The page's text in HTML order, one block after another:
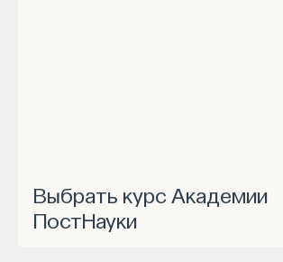
Выбрать курс Академии
ПостНауки